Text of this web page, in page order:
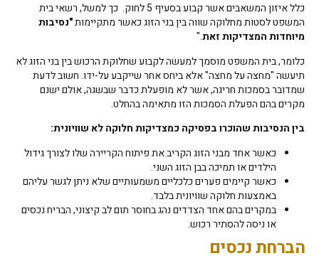
כלל איזון המשאבים אשר קבוע בסעיף 5 לחוק. כך למשל, רשאי בית
המשפט לסטות מחלוקה שווה בין בני הזוג כאשר מתקיימות"נסיבות
מיוחדות המצדיקות זאת."
כלומר, בית המשפט מוסמך למעשה לקבוע שחלוקת הרכוש בין בני הזוג לא
תיעשה "מחצה על מחצה" אלא ביחס אחר שייקבע על-ידו. חשוב לדעת
שמדובר בסמכות חריגה, אשר לא מופעלת כדבר שבשגה, אולם ישנם
מקרים בהם הפעלת הסמכות הזו מתאימה בהחלט.
בין הנסיבות שהוכרו בפסיקה כמצדיקות חלוקה לא שוויונית:
כאשר אחד מבני הזוג הקריב את פיתוח הקריירה שלו לצורך גידול
הילדים או תמיכה בבן הזוג השני.
כאשר קיימים פערים כלכליים משמעותיים שלא ניתן לגשר עליהם
באמצעות חלוקה שוויונית בלבד.
במקרים בהם אחד הצדדים נהג בחוסר תום לב קיצוני, הבריח נכסים
או ניסה להסתיר רכוש.
הברחת נכסים